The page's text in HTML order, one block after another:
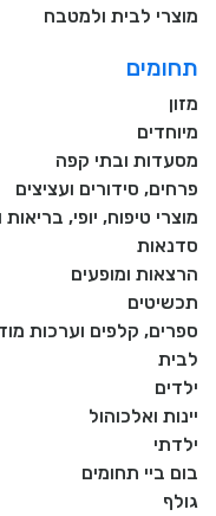
מוצרי לבית ולמטבח
תחומים
מזון
מיוחדים
מסעדות ובתי קפה
פרחים, סידורים ועציצים
מוצרי טיפוח, יופי,
סדנאות
הרצאות ומופעים
תכשיטים
ספרים, קלפים וערכות
לבית
ילדים
יינות ואלכוהול
ילדתי
בום ביי תחומים
גולף